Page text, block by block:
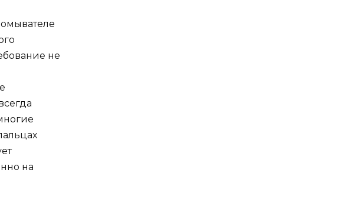
не
на